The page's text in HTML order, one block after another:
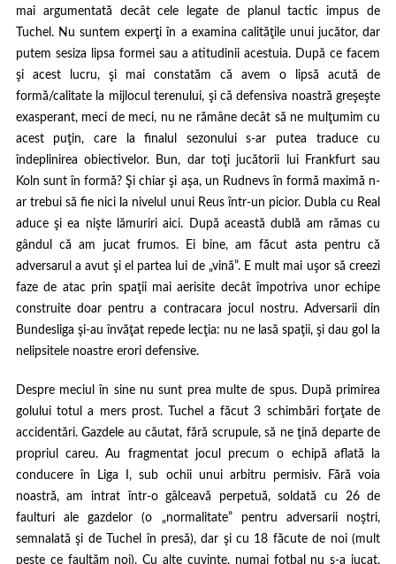
mai argumentată decât cele legate de planul tactic impus de
Tuchel. Nu suntem experţi în a examina calităţile unui jucător, dar
putem sesiza lipsa formei sau a atitudinii acestuia. După ce facem
şi acest lucru, şi mai constatăm că avem o lipsă acută de
formă/calitate la mijlocul terenului, şi că defensiva noastră greşeşte
exasperant, meci de meci, nu ne rămâne decât să ne mulţumim cu
acest puţin, care la finalul sezonului s-ar putea traduce cu
îndeplinirea obiectivelor. Bun, dar toţi jucătorii lui Frankfurt sau
Koln sunt în formă? Şi chiar şi aşa, un Rudnevs în formă maximă n-
ar trebui să fie nici la nivelul unui Reus într-un picior. Dubla cu Real
aduce şi ea nişte lămuriri aici. După această dublă am rămas cu
gândul că am jucat frumos. Ei bine, am făcut asta pentru că
adversarul a avut şi el partea lui de „vină”. E mult mai uşor să creezi
faze de atac prin spaţii mai aerisite decât împotriva unor echipe
construite doar pentru a contracara jocul nostru. Adversarii din
Bundesliga şi-au învăţat repede lecţia: nu ne lasă spaţii, şi dau gol la
nelipsitele noastre erori defensive.
Despre meciul în sine nu sunt prea multe de spus. După primirea
golului totul a mers prost. Tuchel a făcut 3 schimbări forţate de
accidentări. Gazdele au căutat, fără scrupule, să ne ţină departe de
propriul careu. Au fragmentat jocul precum o echipă aflată la
conducere în Liga I, sub ochii unui arbitru permisiv. Fără voia
noastră, am intrat într-o gâlceavă perpetuă, soldată cu 26 de
faulturi ale gazdelor (o „normalitate” pentru adversarii noştri,
semnalată şi de Tuchel în presă), dar şi cu 18 făcute de noi (mult
peste ce faultăm noi). Cu alte cuvinte, numai fotbal nu s-a jucat.